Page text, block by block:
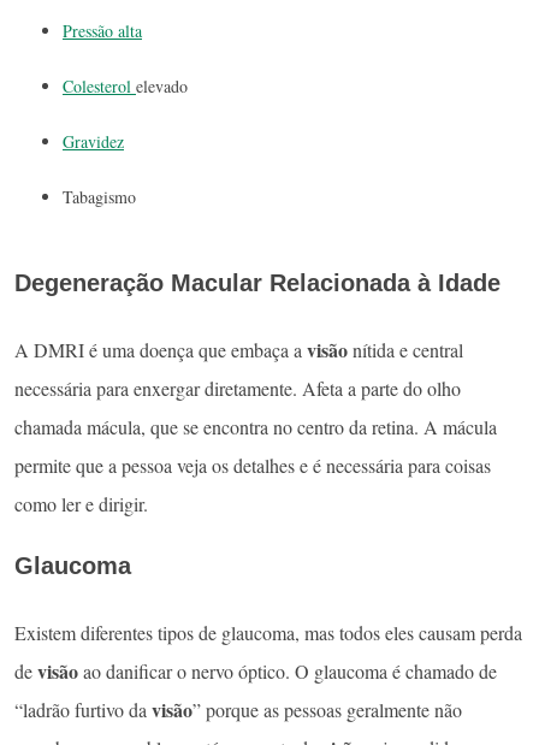
Pressão alta
Colesterol elevado
Gravidez
Tabagismo
Degeneração Macular Relacionada à Idade
A DMRI é uma doença que embaça a visãonítida e central
necessária para enxergar diretamente. Afeta a parte do olho
chamada mácula, que se encontra no centro da retina. A mácula
permite que a pessoa veja os detalhes e é necessária para coisas
como ler e dirigir.
Glaucoma
Existem diferentes tipos de glaucoma, mas todos eles causam perda
devisãoao danificar o nervo óptico. O glaucoma é chamado de
“ladrão furtivo da visão” porque as pessoas geralmente não